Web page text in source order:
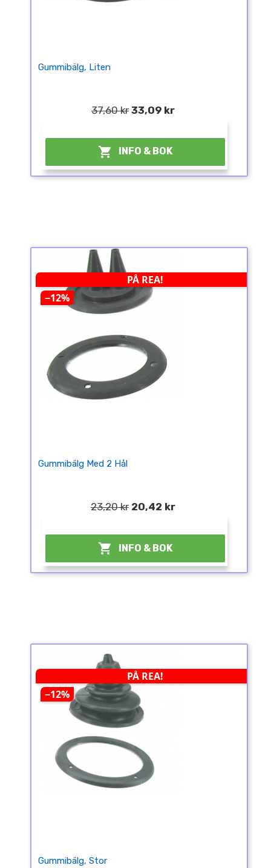
Gummibälg, Liten
37,60 kr 33,09 kr
 INFO & BOK
PÅ REA!
−12%
Gummibälg Med 2 Hål
23,20 kr 20,42 kr
 INFO & BOK
PÅ REA!
−12%
Gummibälg, Stor